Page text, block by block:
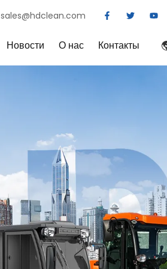
sales@hdclean.com
Новости О нас Контакты